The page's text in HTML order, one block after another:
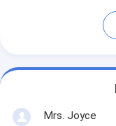
Mrs. Joyce